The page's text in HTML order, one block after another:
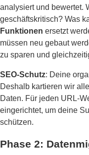
analysiert und bewertet.
geschäftskritisch? Was
Funktionen ersetzt
müssen neu gebaut
zu sparen und
SEO-Schutz: Deine
Deshalb kartieren wir
Daten. Für jeden URL-
eingerichtet, um deine
schützen.
Phase 2: